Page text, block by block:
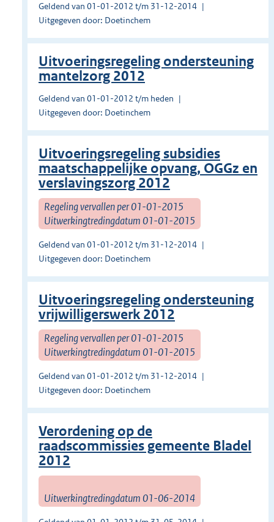
Geldend van 01-01-2012 t/m 31-12-2014
Uitgegeven door: Doetinchem
Uitvoeringsregeling ondersteuning
mantelzorg 2012
Geldend van 01-01-2012 t/m heden
Uitgegeven door: Doetinchem
Uitvoeringsregeling subsidies
maatschappelijke opvang, OGGz en
verslavingszorg 2012
Regeling vervallen per 01-01-2015
Uitwerkingtredingdatum 01-01-2015
Geldend van 01-01-2012 t/m 31-12-2014
Uitgegeven door: Doetinchem
Uitvoeringsregeling ondersteuning
vrijwilligerswerk 2012
Regeling vervallen per 01-01-2015
Uitwerkingtredingdatum 01-01-2015
Geldend van 01-01-2012 t/m 31-12-2014
Uitgegeven door: Doetinchem
Verordening op de
raadscommissies gemeente Bladel
2012
Uitwerkingtredingdatum 01-06-2014